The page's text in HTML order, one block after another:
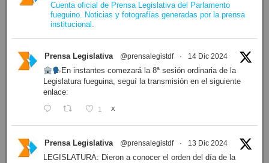
Cuenta oficial de Prensa Legislativa del Parlamento
fueguino. Noticias y fotografías generadas por la prensa
institucional.
Prensa Legislativa @prensalegistdf · 14 Dic 2024
En instantes comezará la 8ª sesión ordinaria de la
Legislatura fueguina, seguí la transmisión en el siguiente
enlace:
1 X
Prensa Legislativa @prensalegistdf · 13 Dic 2024
LEGISLATURA: Dieron a conocer el orden del día de la